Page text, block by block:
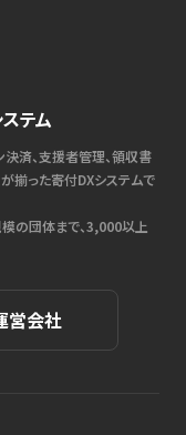
テム
決済、支援者管理、領収書
揃った寄付DXシステムで
の団体まで、3,000以上
営会社